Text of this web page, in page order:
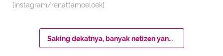
[instagram/renattamoeloek]
Saking dekatnya, banyak netizen yang menyebut mereka serasi